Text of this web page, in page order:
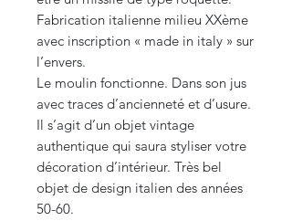
Fabrication italienne milieu XXème
avec inscription « made in italy » sur
l’envers.
Le moulin fonctionne. Dans son jus
avec traces d’ancienneté et d’usure.
Il s’agit d’un objet vintage
authentique qui saura styliser votre
décoration d’intérieur. Très bel
objet de design italien des années
50-60.